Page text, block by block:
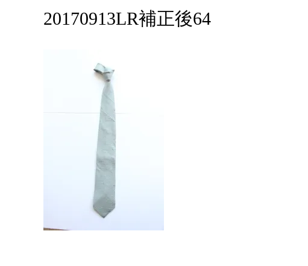
20170913LR補正後64